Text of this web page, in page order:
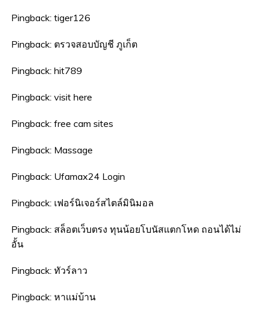
Pingback:tiger126
Pingback: ตรวจสอบบัญชี ภูเก็ต
Pingback:hit789
Pingback:visit here
Pingback:free cam sites
Pingback: Massage
Pingback: Ufamax24 Login
Pingback: เฟอร์นิเจอร์สไตล์มินิมอล
Pingback: สล็อตเว็บตรง ทุนน้อยโบนัสแตกโหด ถอนได้ไม่
อั้น
Pingback:ทัวร์ลาว
Pingback:หาแม่บ้าน